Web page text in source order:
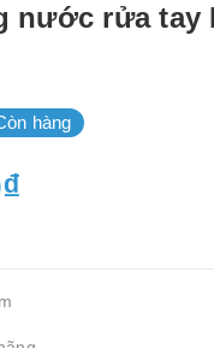
nước rửa tay
hàng